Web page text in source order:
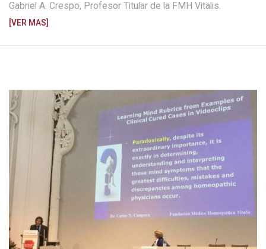
Gabriel A. Crespo, Profesor Titular de la FMH Vitalis.
[VER MAS]